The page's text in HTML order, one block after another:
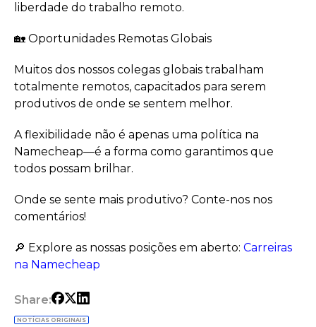
liberdade do trabalho remoto.
🏡 Oportunidades Remotas Globais
Muitos dos nossos colegas globais trabalham
totalmente remotos, capacitados para serem
produtivos de onde se sentem melhor.
A flexibilidade não é apenas uma política na
Namecheap—é a forma como garantimos que
todos possam brilhar.
Onde se sente mais produtivo? Conte-nos nos
comentários!
🔎 Explore as nossas posições em aberto: Carreiras
na Namecheap
Share:
NOTÍCIAS ORIGINAIS